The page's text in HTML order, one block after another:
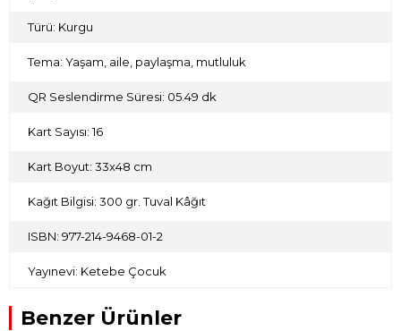
Türü: Kurgu
Tema: Yaşam, aile, paylaşma, mutluluk
QR Seslendirme Süresi: 05.49 dk
Kart Sayısı: 16
Kart Boyut: 33x48 cm
Kağıt Bilgisi: 300 gr. Tuval Kâğıt
ISBN: 977-214-9468-01-2
Yayınevi: Ketebe Çocuk
Benzer Ürünler